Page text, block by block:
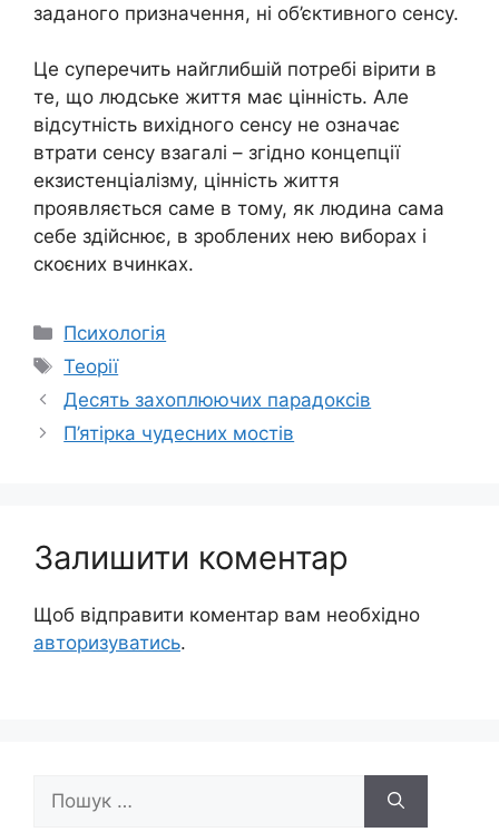
заданого призначення, ні об’єктивного сенсу.
Це суперечить найглибшій потребі вірити в
те, що людське життя має цінність. Але
відсутність вихідного сенсу не означає
втрати сенсу взагалі – згідно концепції
екзистенціалізму, цінність життя
проявляється саме в тому, як людина сама
себе здійснює, в зроблених нею виборах і
скоєних вчинках.
Категорії
Психологія
Позначки
Теорії
Десять захоплюючих парадоксів
П’ятірка чудесних мостів
Залишити коментар
Щоб відправити коментар вам необхідно
авторизуватись.